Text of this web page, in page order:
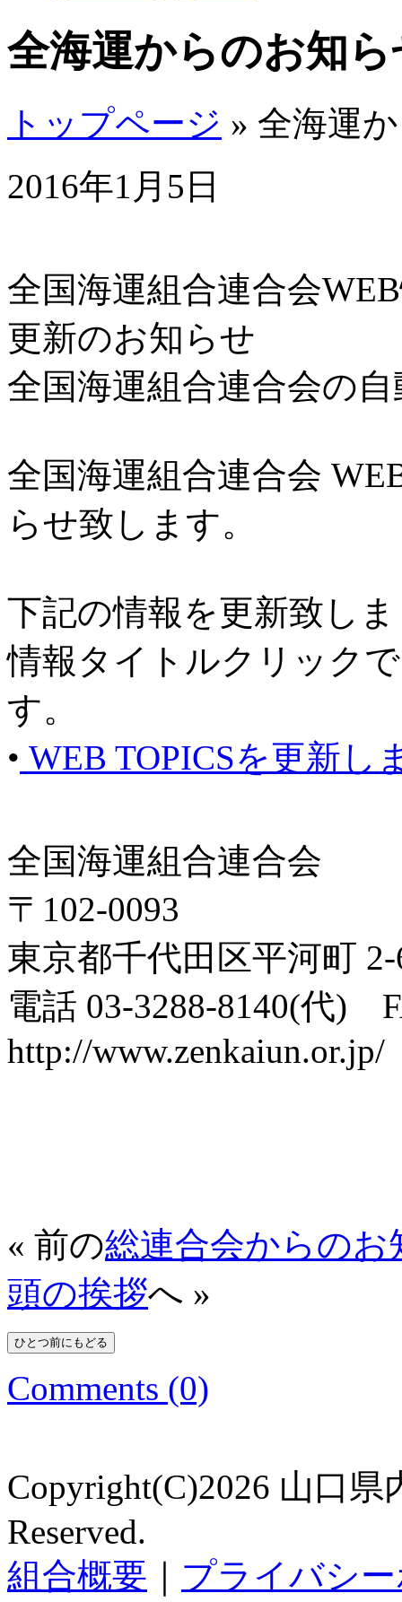
全海運からのお知ら
トップページ » 全海運
2016年1月5日
全国海運組合連合会
更新のお知らせ
全国海運組合連合会の
全国海運組合連合会
らせ致します。
下記の情報を更新致し
情報タイトルクリック
す。
• WEB TOPICSを更新し
全国海運組合連合会
〒102-0093
東京都千代田区平河町
電話 03-3288-8140(代)
http://www.zenkaiun.or.jp/
« 前の総連合会からのお
頭の挨拶へ »
Comments (0)
Copyright(C)2026 山口
Reserved.
組合概要
プライバシ